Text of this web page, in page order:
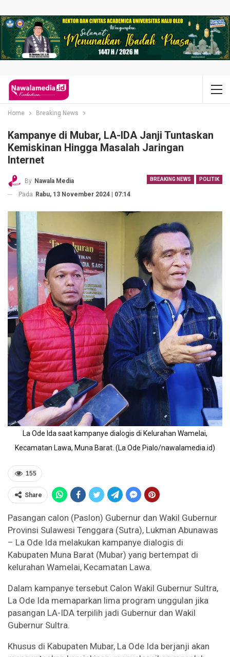
Home Breaking News
Kampanye di Mubar, LA-IDA Janji Tuntaskan
Kemiskinan Hingga Masalah Jaringan
Internet
BREAKING NEWS POLITIK
By Nawala Media
Pada Rabu, 13 November 2024 | 07:14
La Ode Ida saat kampanye dialogis di Kelurahan Wamelai,
Kecamatan Lawa, Muna Barat. (La Ode Pialo/nawalamedia.id)
155
Share
Pasangan calon (Paslon) Gubernur dan Wakil Gubernur
Provinsi Sulawesi Tenggara (Sutra), Lukman Abunawas
– La Ode Ida melakukan kampanye dialogis di
Kabupaten Muna Barat (Mubar) yang bertempat di
kelurahan Wamelai, Kecamatan Lawa.
Dalam kampanye tersebut Calon Wakil Gubernur Sultra,
La Ode Ida memaparkan lima program unggulan jika
pasangan LA-IDA terpilih jadi Gubernur dan Wakil
Gubernur Sultra.
Khusus di Kabupaten Mubar, La Ode Ida berjanji akan